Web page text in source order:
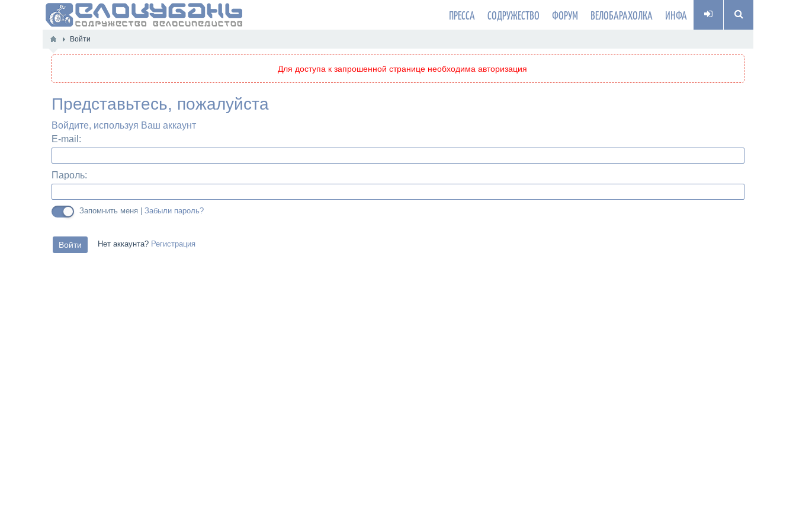
ПРЕССА СОДРУЖЕСТВО ФОРУМ ВЕЛОБАРАХОЛКА ИНФА
Войти
Для доступа к запрошенной странице необходима авторизация
Представьтесь, пожалуйста
Войдите, используя Ваш аккаунт
E-mail:
Пароль:
Запомнить меня | Забыли пароль?
Нет аккаунта? Регистрация